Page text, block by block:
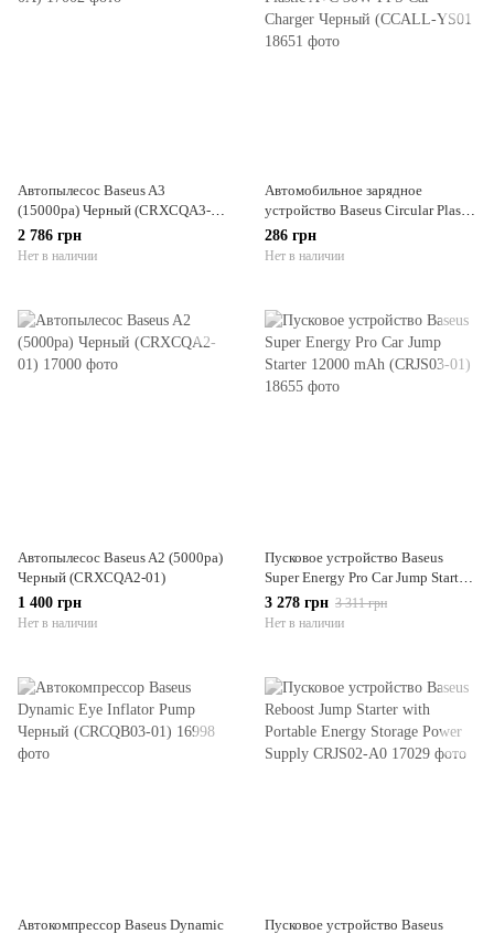
Автопылесос Baseus A3
(15000pa) Черный (CRXCQA3-
0A)
2 786 грн
Нет в наличии
Автомобильное зарядное
устройство Baseus Circular Plastic
A+C 30W PPS Car Charger
Черный (CCALL-YS01
286 грн
Нет в наличии
Автопылесос Baseus A2 (5000pa)
Черный (CRXCQA2-01)
1 400 грн
Нет в наличии
Пусковое устройство Baseus
Super Energy Pro Car Jump Starter
12000 mAh (CRJS03-01)
3 278 грн 3 311 грн
Нет в наличии
Автокомпрессор Baseus Dynamic
Пусковое устройство Baseus